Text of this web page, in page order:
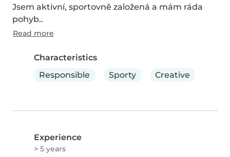
Jsem aktivní, sportovně založená a mám ráda
pohyb..
Read more
Characteristics
Responsible
Sporty Creative
Experience
> 5 years